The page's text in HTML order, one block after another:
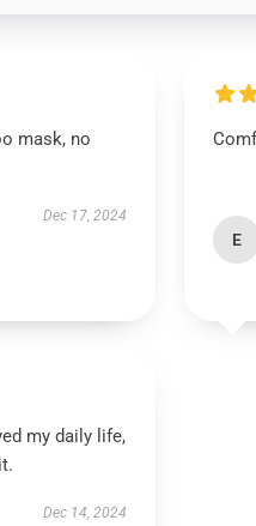
mask, no
Dec 17, 2024
E
my daily life,
Dec 14, 2024